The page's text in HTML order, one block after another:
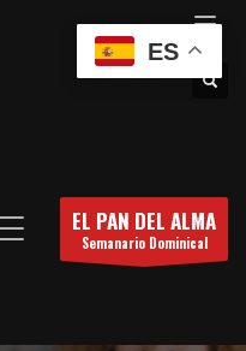
EL PAN DEL ALMA
Semanario Dominical
ES